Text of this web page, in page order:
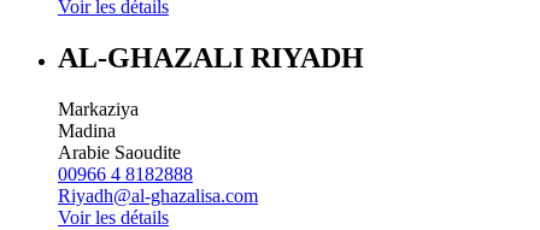
Voir les détails
AL-GHAZALI RIYADH
Markaziya
Madina
Arabie Saoudite
00966 4 8182888
Riyadh@al-ghazalisa.com
Voir les détails